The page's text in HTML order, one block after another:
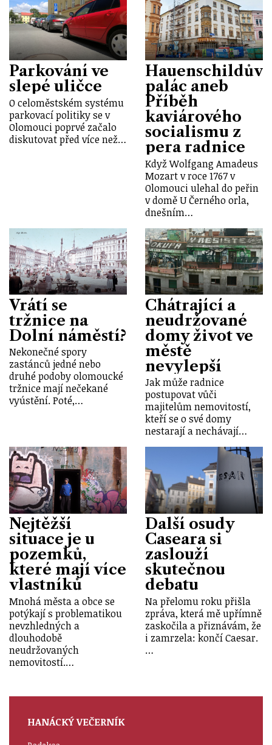
Parkování ve
slepé uličce
O celoměstském systému
parkovací politiky se v
Olomouci poprvé začalo
diskutovat před více než…
Hauenschildův
palác aneb
Příběh
kaviárového
socialismu z
pera radnice
Když Wolfgang Amadeus
Mozart v roce 1767 v
Olomouci ulehal do peřin
v domě U Černého orla,
dnešním…
Vrátí se
tržnice na
Dolní náměstí?
Nekonečné spory
zastánců jedné nebo
druhé podoby olomoucké
tržnice mají nečekané
vyústění. Poté,…
Chátrající a
neudržované
domy život ve
městě
nevylepší
Jak může radnice
postupovat vůči
majitelům nemovitostí,
kteří se o své domy
nestarají a nechávají…
Nejtěžší
situace je u
pozemků,
které mají více
vlastníků
Mnohá města a obce se
potýkají s problematikou
nevzhledných a
dlouhodobě
neudržovaných
nemovitostí.…
Další osudy
Caseara si
zaslouží
skutečnou
debatu
Na přelomu roku přišla
zpráva, která mě upřímně
zaskočila a přiznávám, že
i zamrzela: končí Caesar.
…
HANÁCKÝ VEČERNÍK